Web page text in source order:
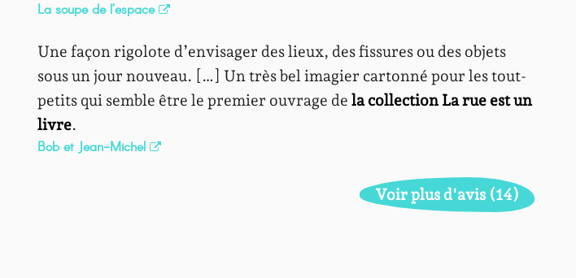
La soupe de l’espace
Une façon rigolote d’envisager des lieux, des fissures ou des objets
sous un jour nouveau. […] Un très bel imagier cartonné pour les tout-
petits qui semble être le premier ouvrage de la collection La rue est un
livre.
Bob et Jean-Michel
Voir plus d'avis (14)